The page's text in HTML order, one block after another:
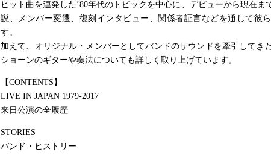
ヒット曲を連発した’80年代のトピックを中心に、デビューから現在ま
説、メンバー変遷、復刻インタビュー、関係者証言などを通して彼
す。
加えて、オリジナル・メンバーとしてバンドのサウンドを牽引してき
ショーンのギターや奏法についても詳しく取り上げています。
【CONTENTS】
LIVE IN JAPAN 1979-2017
来日公演の全履歴
STORIES
バンド・ヒストリー